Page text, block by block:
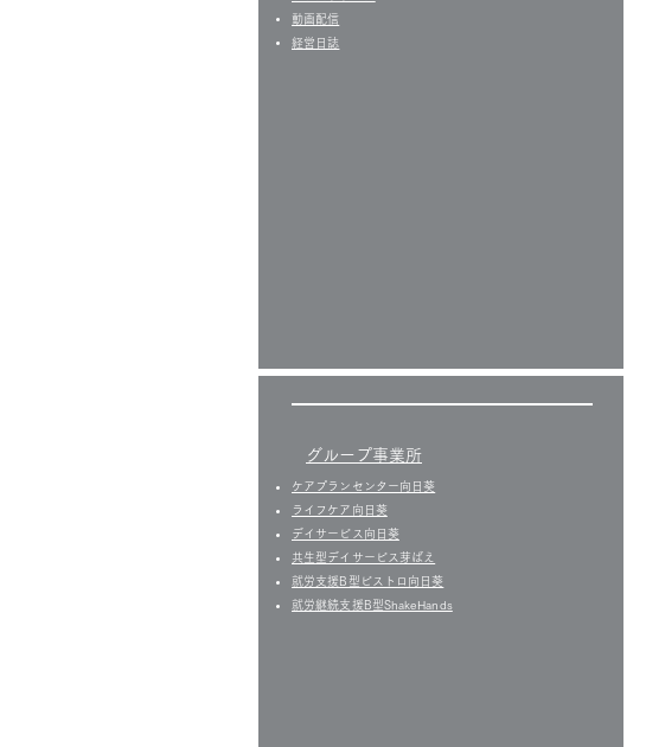
​動画配信
経営日誌​
グループ事業所
ケアプランセンター向日葵
ライフケア向日葵
デイサービス向日葵
共生型デイサービス芽ばえ
就労支援B型ビストロ向日葵
就労継続支援B型ShakeHands